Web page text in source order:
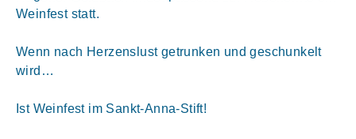
Weinfest statt.
Wenn nach Herzenslust getrunken und geschunkelt
wird…
Ist Weinfest im Sankt-Anna-Stift!